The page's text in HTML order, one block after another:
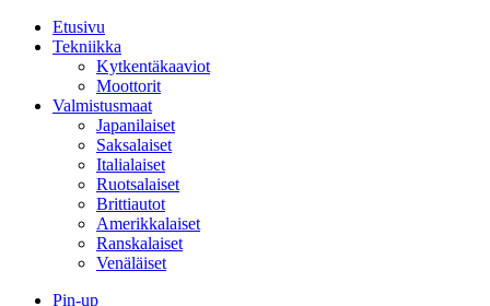
Etusivu
Tekniikka
Kytkentäkaaviot
Moottorit
Valmistusmaat
Japanilaiset
Saksalaiset
Italialaiset
Ruotsalaiset
Brittiautot
Amerikkalaiset
Ranskalaiset
Venäläiset
Pin-up